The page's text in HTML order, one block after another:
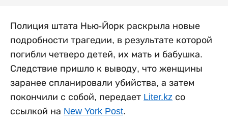
Полиция штата Нью-Йорк раскрыла новые
подробности трагедии, в результате которой
погибли четверо детей, их мать и бабушка.
Следствие пришло к выводу, что женщины
заранее спланировали убийства, а затем
покончили с собой, передает Liter.kz со
ссылкой на New York Post.